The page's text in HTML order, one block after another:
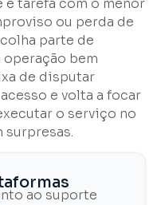
e tarefa com o menor
ou perda de
parte de
bem
de disputar
e volta a focar
o serviço no
surpresas.
ao suporte